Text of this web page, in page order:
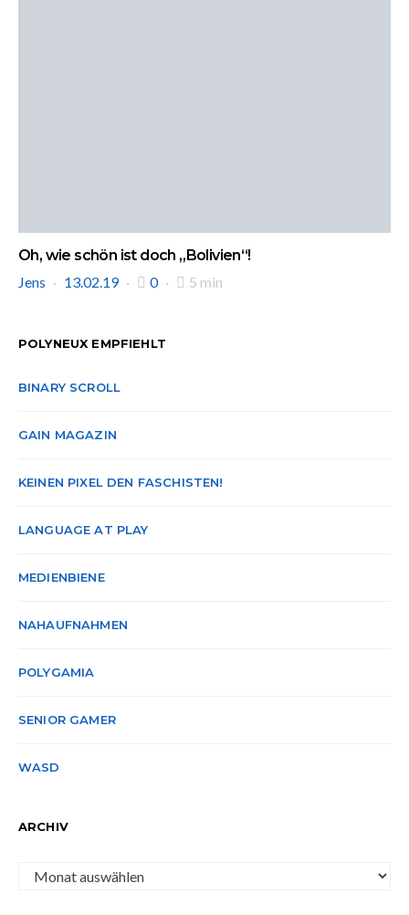
Oh, wie schön ist doch „Bolivien“!
Jens
13.02.19 0 5 min
POLYNEUX EMPFIEHLT
BINARY SCROLL
GAIN MAGAZIN
KEINEN PIXEL DEN FASCHISTEN!
LANGUAGE AT PLAY
MEDIENBIENE
NAHAUFNAHMEN
POLYGAMIA
SENIOR GAMER
WASD
ARCHIV
Archiv